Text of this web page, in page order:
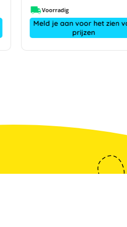
Voorradig
Meld je aan voor het zien
prijzen